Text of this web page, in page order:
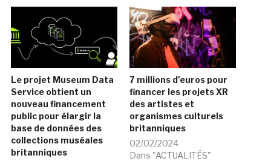
Le projet Museum Data
Service obtient un
nouveau financement
public pour élargir la
base de données des
collections muséales
britanniques
7 millions d’euros pour
financer les projets XR
des artistes et
organismes culturels
britanniques
02/02/2024
Dans "ACTUALITÉS"